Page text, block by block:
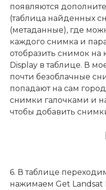
появляются
(таблица найденных
(метаданные), где
каждого снимка и
отобразить снимок на
Display в таблице. В
почти безоблачные
попадают на сам
снимки галочками и
чтобы добавить
6. В таблице
нажимаем Get Landsat